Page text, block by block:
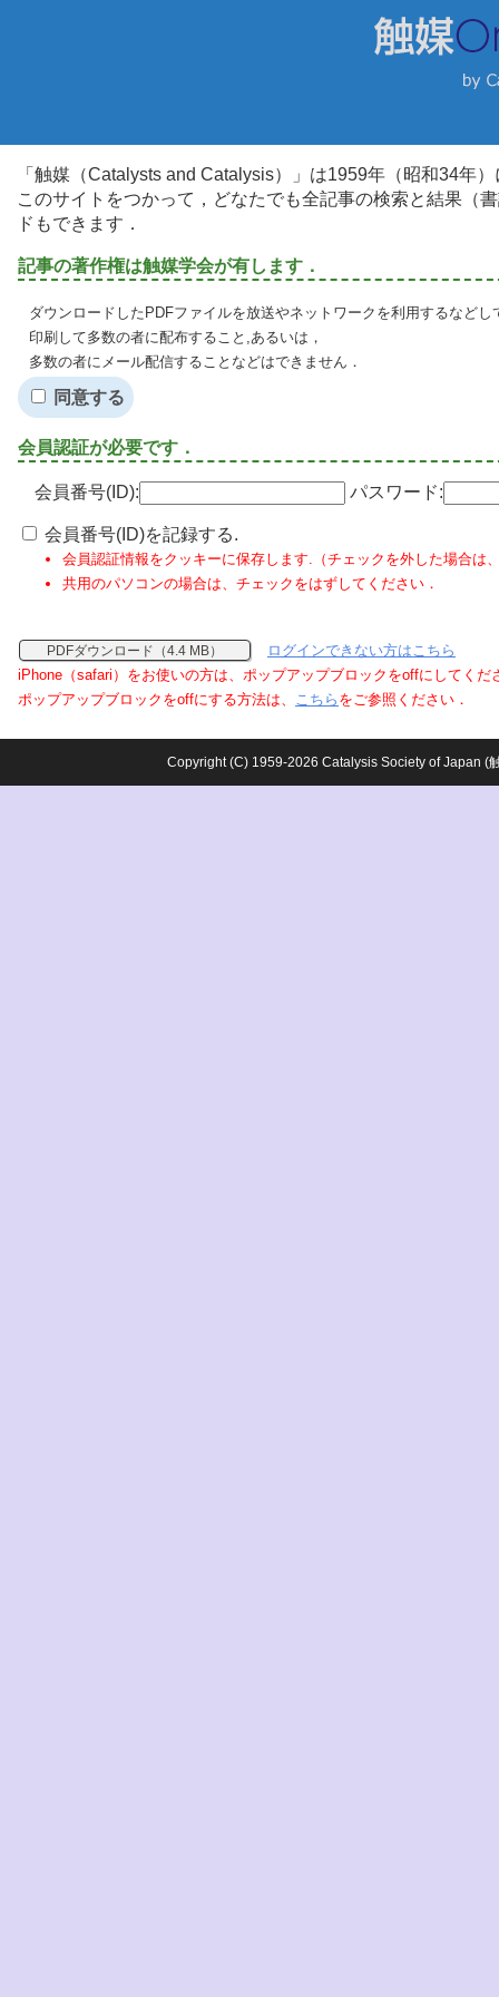
「触媒（Catalysts and Catalysis）」は1959年（昭和34年
このサイトをつかって，どなたでも全記事の検索と結果（
ドもできます．
記事の著作権は触媒学会が有します．
ダウンロードしたPDFファイルを放送やネットワークを利用するなど
印刷して多数の者に配布すること,あるいは，
多数の者にメール配信することなどはできません．
同意する
会員認証が必要です．
会員番号(ID): パスワード:
会員番号(ID)を記録する.
会員認証情報をクッキーに保存します.（チェックを外した場合は
共用のパソコンの場合は、チェックをはずしてください．
PDFダウンロード（4.4 MB）
ログインできない方はこちら
iPhone（safari）をお使いの方は、ポップアップブロックをoffにしてくだ
ポップアップブロックをoffにする方法は、 こちら をご参照ください．
Copyright (C) 1959-2026 Catalysis Society of Japan (